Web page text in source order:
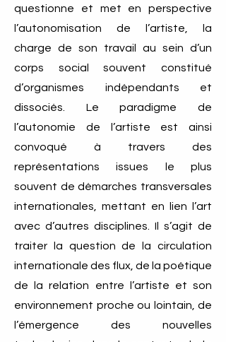
questionne et met en perspective
l’autonomisation de l’artiste, la
charge de son travail au sein d’un
corps social souvent constitué
d’organismes indépendants et
dissociés. Le paradigme de
l’autonomie de l’artiste est ainsi
convoqué à travers des
représentations issues le plus
souvent de démarches transversales
internationales, mettant en lien l’art
avec d’autres disciplines. Il s’agit de
traiter la question de la circulation
internationale des flux, de la poétique
de la relation entre l’artiste et son
environnement proche ou lointain, de
l’émergence des nouvelles